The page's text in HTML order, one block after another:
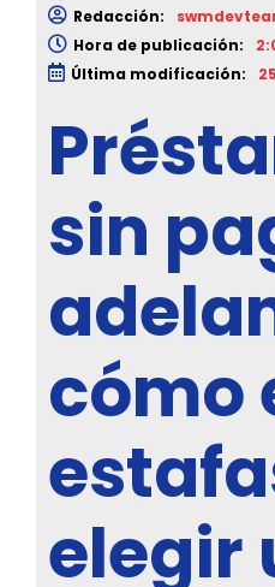
Redacción:
Hora de publicación:
Última modificación:
sin
cómo
elegir